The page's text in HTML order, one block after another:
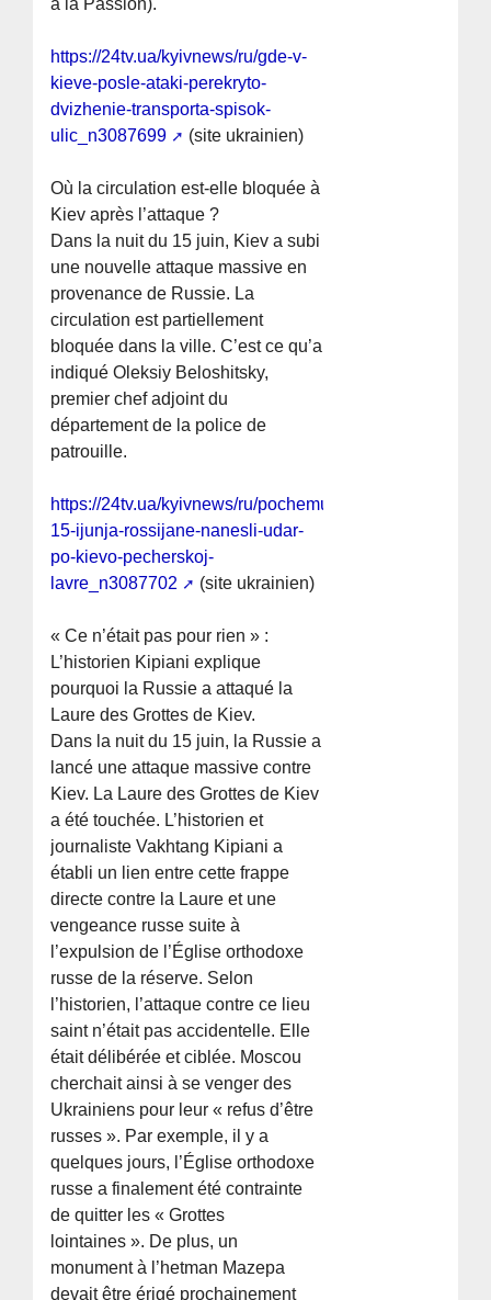
à la Passion).
https://24tv.ua/kyivnews/ru/gde-v-
kieve-posle-ataki-perekryto-
dvizhenie-transporta-spisok-
ulic_n3087699
(site ukrainien)
Où la circulation est-elle bloquée à
Kiev après l’attaque ?
Dans la nuit du 15 juin, Kiev a subi
une nouvelle attaque massive en
provenance de Russie. La
circulation est partiellement
bloquée dans la ville. C’est ce qu’a
indiqué Oleksiy Beloshitsky,
premier chef adjoint du
département de la police de
patrouille.
https://24tv.ua/kyivnews/ru/pochemu-
15-ijunja-rossijane-nanesli-udar-
po-kievo-pecherskoj-
lavre_n3087702
(site ukrainien)
« Ce n’était pas pour rien » :
L’historien Kipiani explique
pourquoi la Russie a attaqué la
Laure des Grottes de Kiev.
Dans la nuit du 15 juin, la Russie a
lancé une attaque massive contre
Kiev. La Laure des Grottes de Kiev
a été touchée. L’historien et
journaliste Vakhtang Kipiani a
établi un lien entre cette frappe
directe contre la Laure et une
vengeance russe suite à
l’expulsion de l’Église orthodoxe
russe de la réserve. Selon
l’historien, l’attaque contre ce lieu
saint n’était pas accidentelle. Elle
était délibérée et ciblée. Moscou
cherchait ainsi à se venger des
Ukrainiens pour leur « refus d’être
russes ». Par exemple, il y a
quelques jours, l’Église orthodoxe
russe a finalement été contrainte
de quitter les « Grottes
lointaines ». De plus, un
monument à l’hetman Mazepa
devait être érigé prochainement